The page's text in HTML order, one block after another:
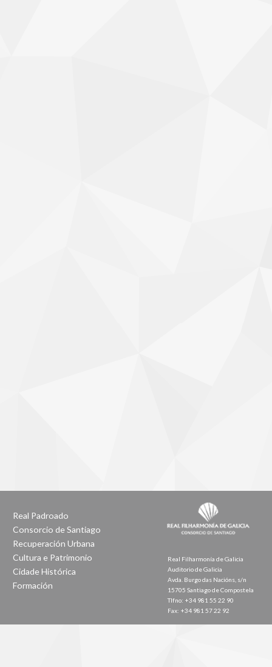
Real Padroado
Consorcio de Santiago
Recuperación Urbana
Cultura e Patrimonio
Cidade Histórica
Formación
Real Filharmonía de Galicia
Auditorio de Galicia
Avda. Burgo das Nacións, s/n
15705 Santiago de Compostela
Tlfno: +34 981 55 22 90
Fax: +34 981 57 22 92